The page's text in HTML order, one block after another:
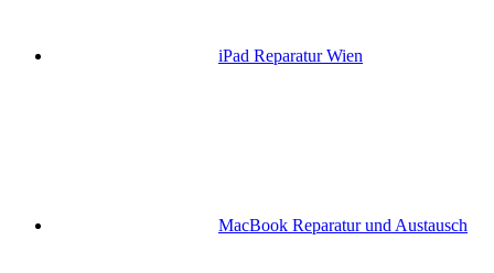
iPad Reparatur Wien
MacBook Reparatur und Austausch